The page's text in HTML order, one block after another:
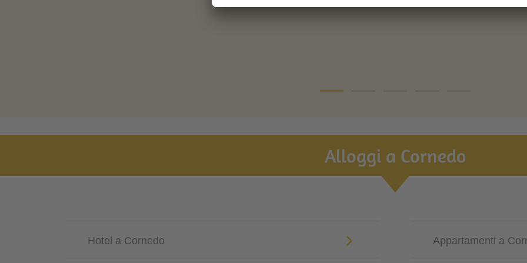
Alloggi a Cornedo
Hotel a Cornedo Appartamenti a